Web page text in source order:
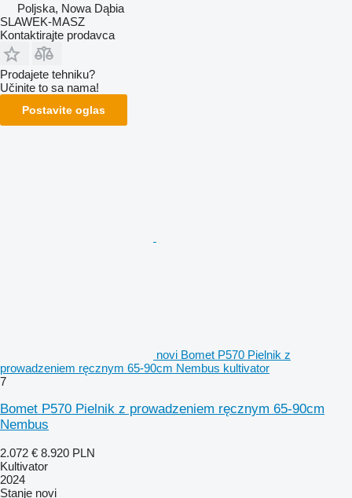
Poljska, Nowa Dąbia
SLAWEK-MASZ
Kontaktirajte prodavca
Prodajete tehniku?
Učinite to sa nama!
Postavite oglas
novi Bomet P570 Pielnik z
prowadzeniem ręcznym 65-90cm Nembus kultivator
7
Bomet P570 Pielnik z prowadzeniem ręcznym 65-90cm
Nembus
2.072 € 8.920 PLN
Kultivator
2024
Stanje novi